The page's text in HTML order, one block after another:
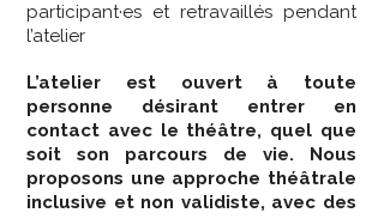
participant·es et retravaillés pendant
l’atelier
L’atelier est ouvert à toute
personne désirant entrer en
contact avec le théâtre, quel que
soit son parcours de vie. Nous
proposons une approche théâtrale
inclusive et non validiste, avec des